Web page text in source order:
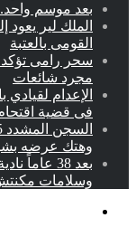
بعد موسم
الملك لير
القومى بالعتبة
سحر رامى تؤكد
مجرد شائعات
الإعدام لقيادي
فى قضية اقتحام
وهتك عرضه
بعد 38
وسلامات